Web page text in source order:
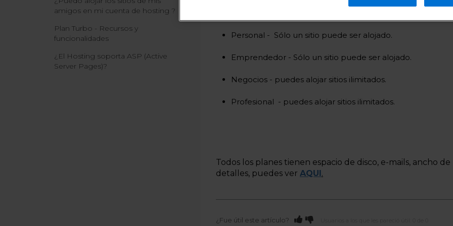
amigos en mi cuenta de hosting ?
Plan Turbo - Recursos y
funcionalidades
¿El Hosting soporta ASP (Active
Server Pages)?
Personal - Sólo un sitio puede ser alojado.
Emprendedor - Sólo un sitio puede ser alojado.
Negocios - puedes alojar sitios ilimitados.
Profesional - puedes alojar sitios ilimitados.
Todos los planes tienen espacio de disco, e-mails, ancho
detalles, puedes ver AQUI.
¿Fue útil este artículo?